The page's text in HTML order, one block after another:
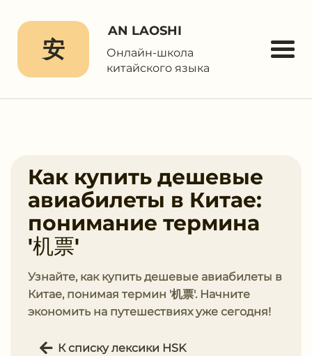
安
AN LAOSHI
Онлайн-школа
китайского языка
Как купить дешевые
авиабилеты в Китае:
понимание термина
'机票'
Узнайте, как купить дешевые авиабилеты в
Китае, понимая термин '机票'. Начните
экономить на путешествиях уже сегодня!
К списку лексики HSK